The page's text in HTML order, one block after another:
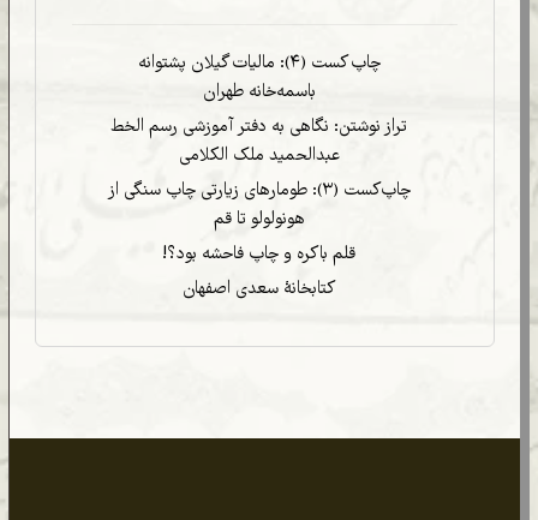
چاپ کست (۴): مالیات گیلان پشتوانه
باسمه‌خانه طهران
تراز نوشتن: نگاهی به دفتر آموزشی رسم الخط
عبدالحمید ملک الکلامی
چاپ‌کست (۳): طومارهای زیارتی چاپ سنگی از
هونولولو تا قم
قلم باکره و چاپ فاحشه بود؟!
کتابخانۀ سعدی اصفهان